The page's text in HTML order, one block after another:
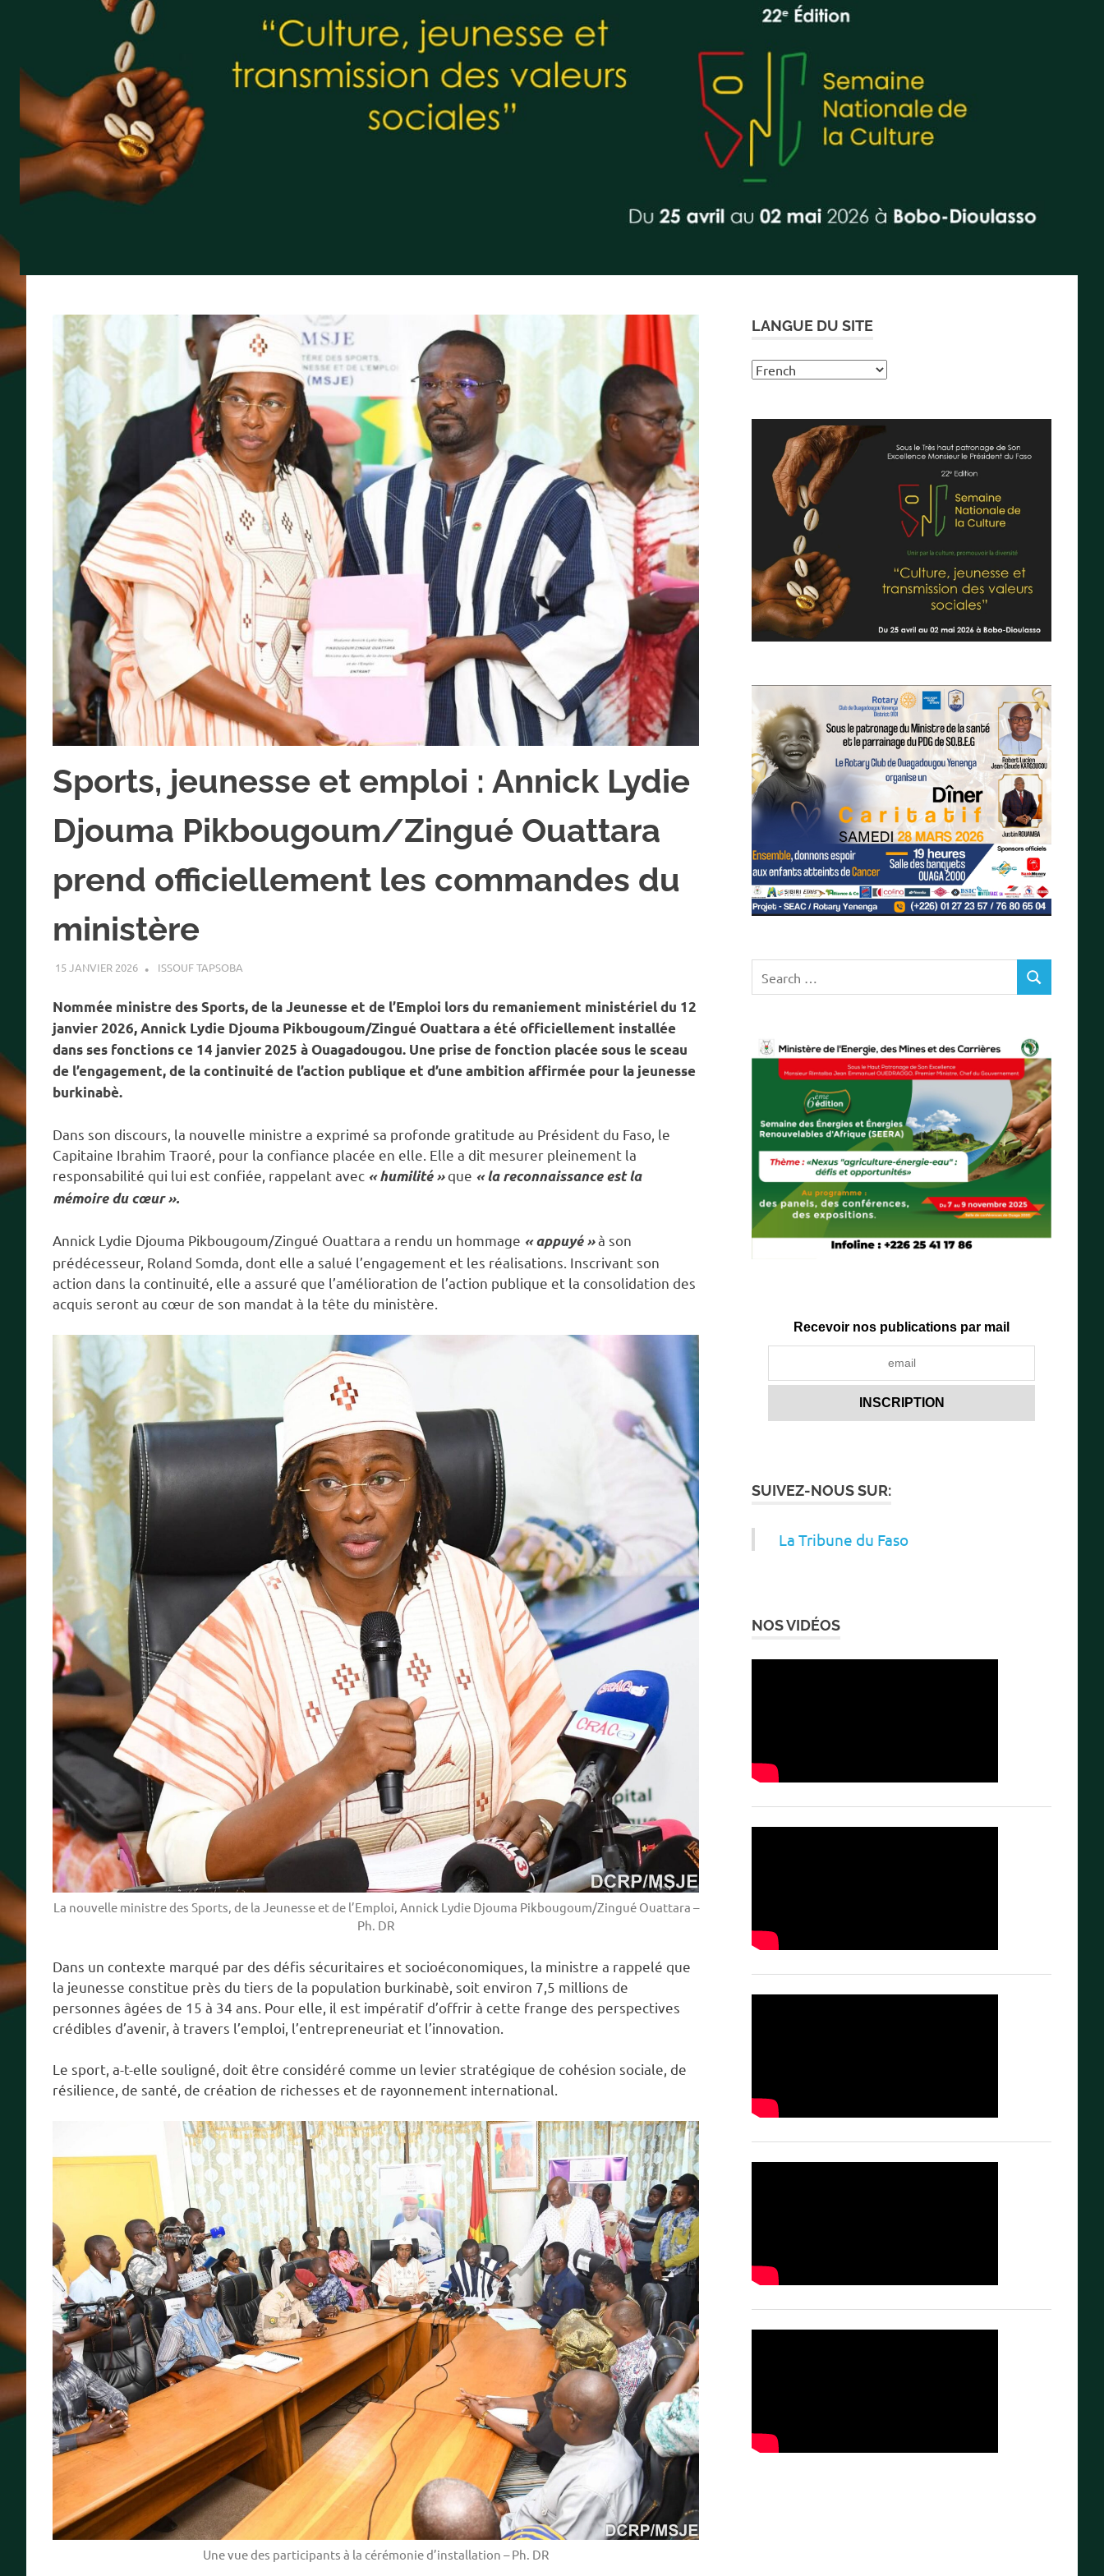
Sports, jeunesse et emploi : Annick Lydie
Djouma Pikbougoum/Zingué Ouattara
prend officiellement les commandes du
ministère
15 JANVIER 2026 ISSOUF TAPSOBA
Nommée ministre des Sports, de la Jeunesse et de l’Emploi lors du remaniement ministériel du 12
janvier 2026, Annick Lydie Djouma Pikbougoum/Zingué Ouattara a été officiellement installée
dans ses fonctions ce 14 janvier 2025 à Ouagadougou. Une prise de fonction placée sous le sceau
de l’engagement, de la continuité de l’action publique et d’une ambition affirmée pour la jeunesse
burkinabè.
Dans son discours, la nouvelle ministre a exprimé sa profonde gratitude au Président du Faso, le
Capitaine Ibrahim Traoré, pour la confiance placée en elle. Elle a dit mesurer pleinement la
responsabilité qui lui est confiée, rappelant avec « humilité »que « la reconnaissance est la
mémoire du cœur ».
Annick Lydie Djouma Pikbougoum/Zingué Ouattara a rendu un hommage « appuyé »à son
prédécesseur, Roland Somda, dont elle a salué l’engagement et les réalisations. Inscrivant son
action dans la continuité, elle a assuré que l’amélioration de l’action publique et la consolidation des
acquis seront au cœur de son mandat à la tête du ministère.
La nouvelle ministre des Sports, de la Jeunesse et de l’Emploi, Annick Lydie Djouma Pikbougoum/Zingué Ouattara –
Ph. DR
Dans un contexte marqué par des défis sécuritaires et socioéconomiques, la ministre a rappelé que
la jeunesse constitue près du tiers de la population burkinabè, soit environ 7,5 millions de
personnes âgées de 15 à 34 ans. Pour elle, il est impératif d’offrir à cette frange des perspectives
crédibles d’avenir, à travers l’emploi, l’entrepreneuriat et l’innovation.
Le sport, a-t-elle souligné, doit être considéré comme un levier stratégique de cohésion sociale, de
résilience, de santé, de création de richesses et de rayonnement international.
Une vue des participants à la cérémonie d’installation – Ph. DR
LANGUE DU SITE
for:
SEARCH
Recevoir nos publications par mail
SUIVEZ-NOUS SUR:
La Tribune du Faso
NOS VIDÉOS